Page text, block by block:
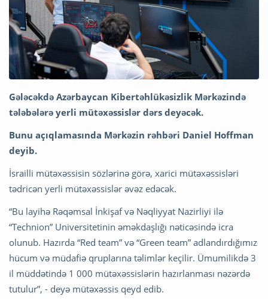
Gələcəkdə Azərbaycan Kibertəhlükəsizlik Mərkəzində
tələbələrə yerli mütəxəssislər dərs deyəcək.
Bunu açıqlamasında Mərkəzin rəhbəri Daniel Hoffman
deyib.
İsrailli mütəxəssisin sözlərinə görə, xarici mütəxəssisləri
tədricən yerli mütəxəssislər əvəz edəcək.
“Bu layihə Rəqəmsal İnkişaf və Nəqliyyat Nazirliyi ilə
“Technion” Universitetinin əməkdaşlığı nəticəsində icra
olunub. Hazırda “Red team” və “Green team” adlandırdığımız
hücum və müdafiə qruplarına təlimlər keçilir. Ümumilikdə 3
il müddətində 1 000 mütəxəssislərin hazırlanması nəzərdə
tutulur”, - deyə mütəxəssis qeyd edib.